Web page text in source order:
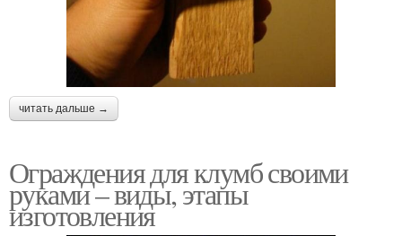
читать дальше →
Ограждения для клумб своими
руками – виды, этапы
изготовления